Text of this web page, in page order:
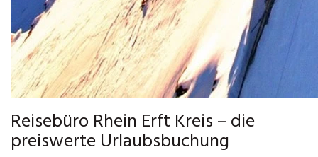
Reisebüro Rhein Erft Kreis – die
preiswerte Urlaubsbuchung